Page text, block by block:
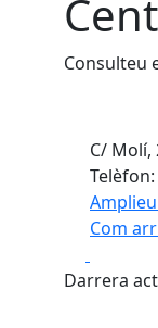
Consulteu
C/ Molí,
Telèfon:
Com
+
Darrera